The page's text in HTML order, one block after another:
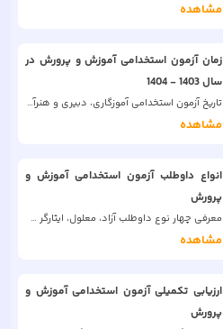
مشاهده
زمان آزمون استخدامی آموزش و پرورش در
سال 1403 - 1404
تاریخ آزمون استخدامی آموزگاری، دبیری و هنرآموزی آموزش و پرورش در سال 1403 - 1404
مشاهده
انواع داوطلب آزمون استخدامی آموزش و
پرورش
معرفی چهار نوع داوطلب آزاد، معلول، ایثارگر و بومی
مشاهده
ارزیابی تکمیلی آزمون استخدامی آموزش و
پرورش